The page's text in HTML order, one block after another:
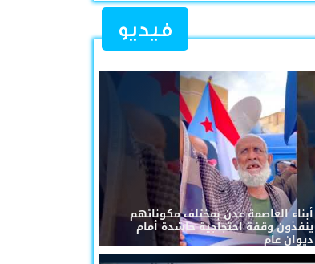
فيديو
أبناء العاصمة عدن بمختلف مكوناتهم
ينفذون وقفة احتجاجية حاشدة أمام
ديوان عام